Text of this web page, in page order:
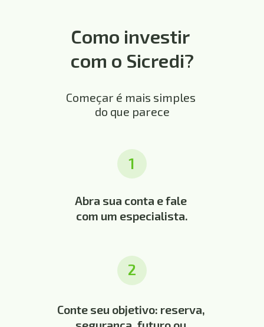
Como investir
com o Sicredi?
Começar é mais simples
do que parece
2
1
Abra sua conta e fale
com um especialista.
Conte seu objetivo: reserva,